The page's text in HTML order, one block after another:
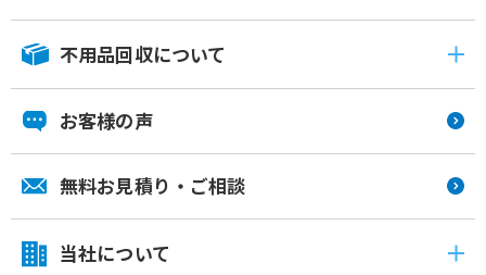
不用品回収について
お客様の声
無料お見積り・ご相談
当社について